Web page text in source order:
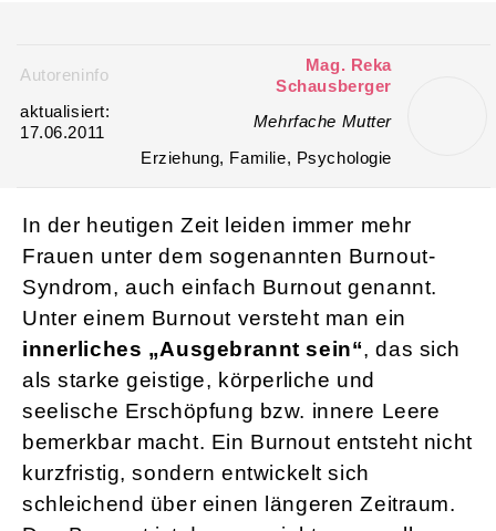
Autoreninfo
Mag. Reka
Schausberger
aktualisiert:
17.06.2011
Mehrfache Mutter
Erziehung, Familie, Psychologie
In der heutigen Zeit leiden immer mehr
Frauen unter dem sogenannten Burnout-
Syndrom, auch einfach Burnout genannt.
Unter einem Burnout versteht man ein
innerliches „Ausgebrannt sein“, das sich
als starke geistige, körperliche und
seelische Erschöpfung bzw. innere Leere
bemerkbar macht. Ein Burnout entsteht nicht
kurzfristig, sondern entwickelt sich
schleichend über einen längeren Zeitraum.